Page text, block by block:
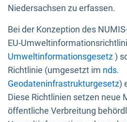
Niedersachsen zu erfassen.
Bei der Konzeption des
EU-
Umweltinformationsgesetz)
Richtlinie (umgesetzt im nds.
Geodateninfrastrukturgesetz)
Diese Richtlinien setzen neue
öffentliche Verbreitung